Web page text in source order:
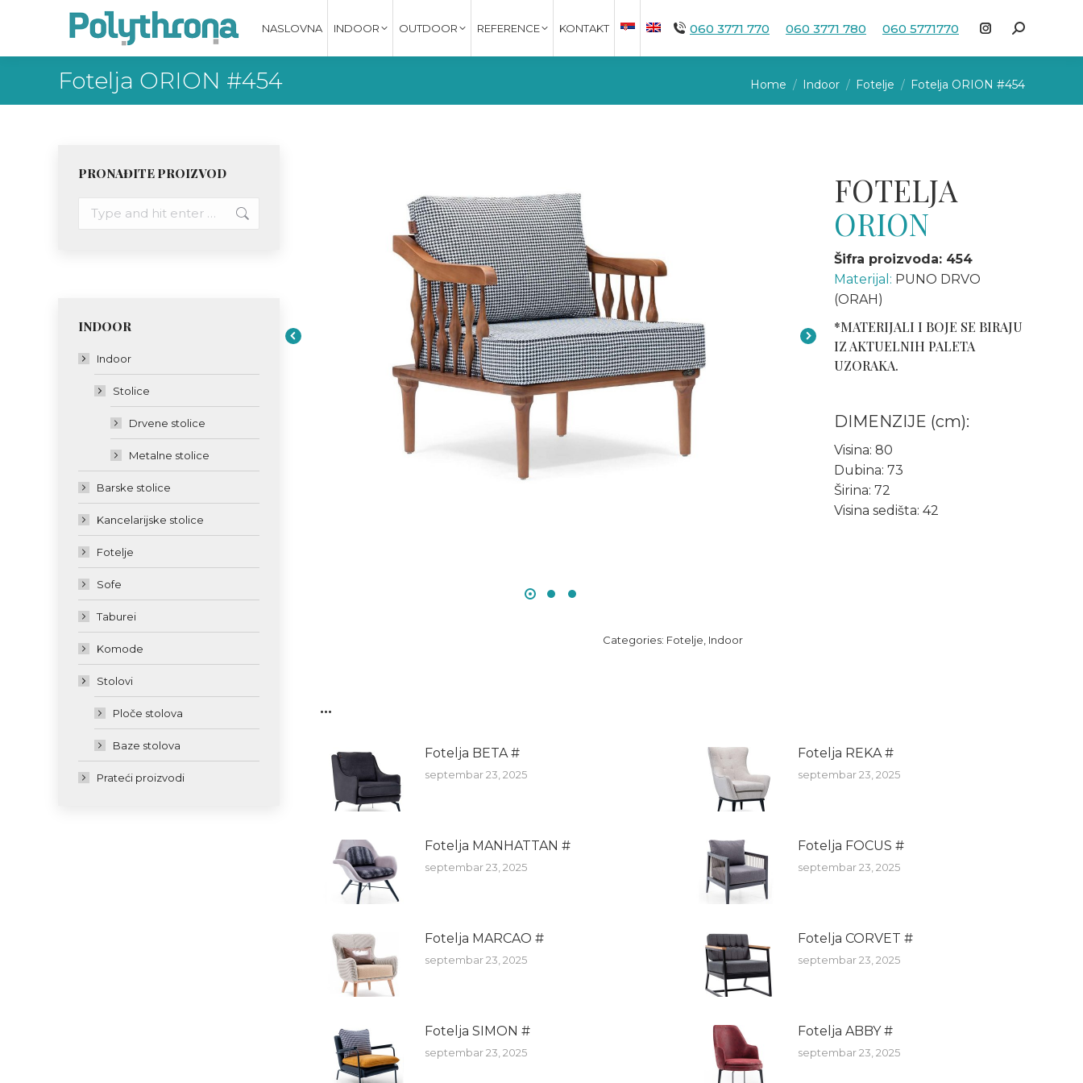
NASLOVNA INDOOR OUTDOOR REFERENCE KONTAKT 060 3771 770 060 3771 780 060 5771770
Instagram
page
opens
Search:
Fotelja ORION #454 You are here:
Home Indoor Fotelje Fotelja ORION #454
FOTELJA
ORION
Šifra proizvoda: 454
Materijal: PUNO DRVO
(ORAH)
*MATERIJALI I BOJE SE BIRAJU
IZ AKTUELNIH PALETA
UZORAKA.
DIMENZIJE (cm):
Visina: 80
Dubina: 73
Širina: 72
Visina sedišta: 42
Categories: Fotelje Indoor
...
Fotelja BETA #
septembar 23, 2025
Fotelja REKA #
septembar 23, 2025
Fotelja MANHATTAN #
septembar 23, 2025
Fotelja FOCUS #
septembar 23, 2025
Fotelja MARCAO #
septembar 23, 2025
Fotelja CORVET #
septembar 23, 2025
Fotelja SIMON #
septembar 23, 2025
Fotelja ABBY #
septembar 23, 2025
PRONAĐITE PROIZVOD
INDOOR
Indoor
Stolice
Drvene stolice
Metalne stolice
Barske stolice
Kancelarijske stolice
Fotelje
Sofe
Taburei
Komode
Stolovi
Ploče stolova
Baze stolova
Prateći proizvodi